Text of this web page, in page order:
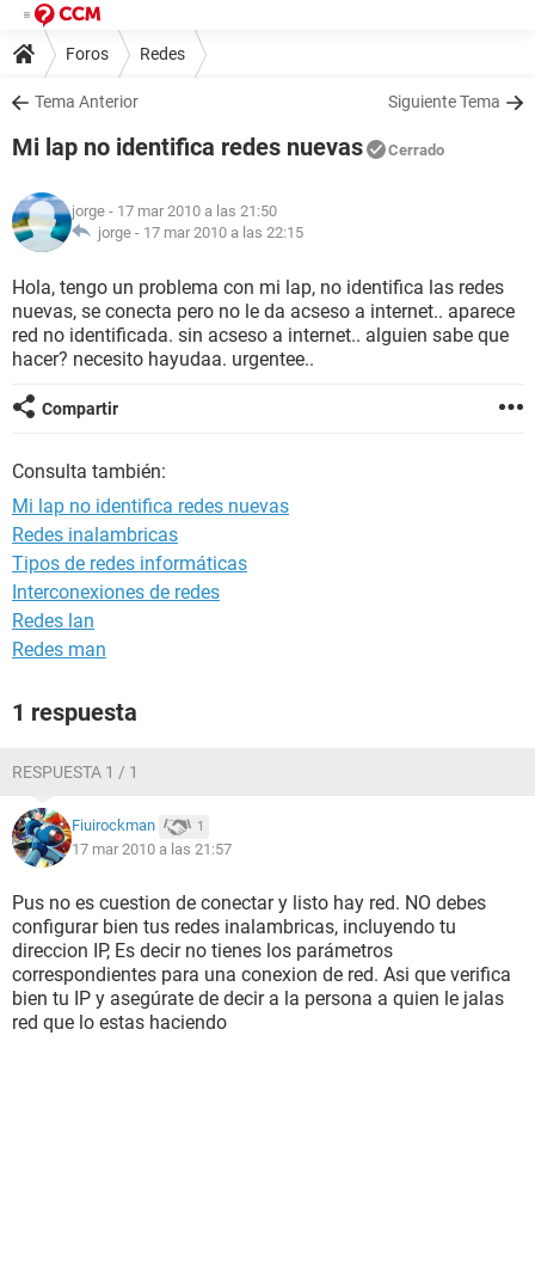
Foros Redes
Tema Anterior Siguiente Tema
Mi lap no identifica redes nuevas Cerrado
jorge - 17 mar 2010 a las 21:50
jorge - 17 mar 2010 a las 22:15
Hola, tengo un problema con mi lap, no identifica las redes
nuevas, se conecta pero no le da acseso a internet.. aparece
red no identificada. sin acseso a internet.. alguien sabe que
hacer? necesito hayudaa. urgentee..
Compartir
Consulta también:
Mi lap no identifica redes nuevas
Redes inalambricas
Tipos de redes informáticas
Interconexiones de redes
Redes lan
Redes man
1 respuesta
RESPUESTA 1 / 1
Fiuirockman 1
17 mar 2010 a las 21:57
Pus no es cuestion de conectar y listo hay red. NO debes
configurar bien tus redes inalambricas, incluyendo tu
direccion IP, Es decir no tienes los parámetros
correspondientes para una conexion de red. Asi que verifica
bien tu IP y asegúrate de decir a la persona a quien le jalas
red que lo estas haciendo